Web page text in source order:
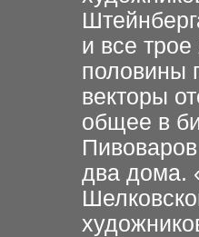
и все
половины
векторы
общее в
два дома.